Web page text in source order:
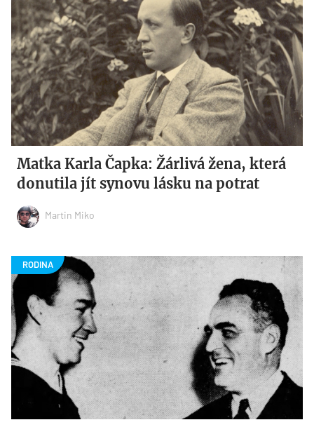
Matka Karla Čapka: Žárlivá žena, která
donutila jít synovu lásku na potrat
Martin Miko